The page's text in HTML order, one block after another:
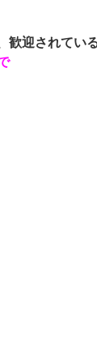
迎されてい